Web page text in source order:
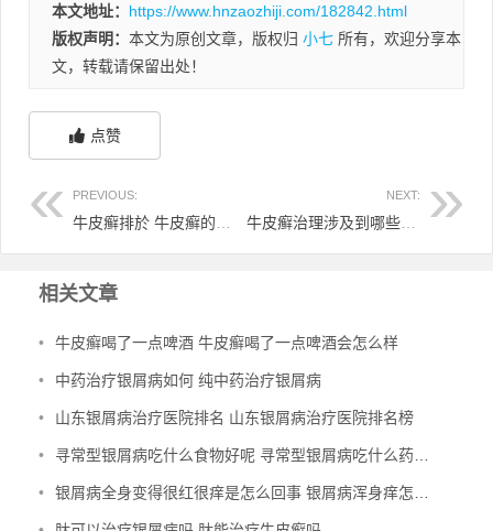
本文地址： https://www.hnzaozhiji.com/182842.html
版权声明： 本文为原创文章，版权归 小七 所有，欢迎分享本
文，转载请保留出处！
点赞
PREVIOUS: NEXT:
牛皮癣治理涉及到哪些部门 牛皮癣治理涉及到哪些部门
相关文章
• 牛皮癣喝了一点啤酒 牛皮癣喝了一点啤酒会怎么样
• 中药治疗银屑病如何 纯中药治疗银屑病
• 山东银屑病治疗医院排名 山东银屑病治疗医院排名榜
• 寻常型银屑病吃什么食物好呢 寻常型银屑病吃什么药效果好
• 银屑病全身变得很红很痒是怎么回事 银屑病浑身痒怎么办